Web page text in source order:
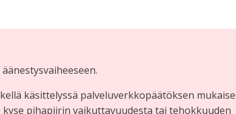
käsittelyssä palveluverkkopäätöksen
pihapiirin vaikuttavuudesta tai tehokkuuden